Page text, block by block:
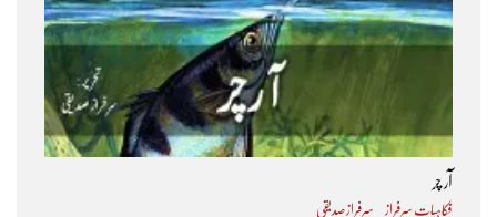
آر چر
فکاہیاتِ سرفراز سرفراز صدیقی